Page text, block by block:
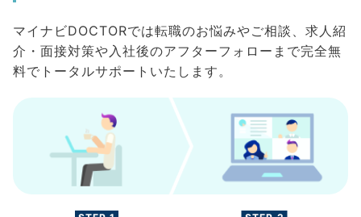
マイナビDOCTORでは転職のお悩みやご相談、求人紹
介・面接対策や入社後のアフターフォローまで完全無
料でトータルサポートいたします。